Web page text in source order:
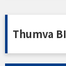
Thumva